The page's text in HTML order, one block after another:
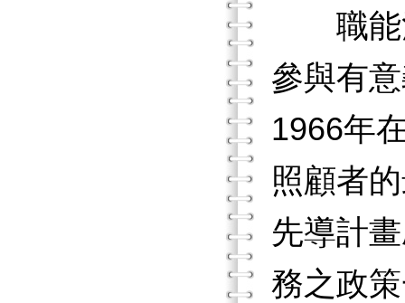
職能治
參與有
1966年
照顧者
先導計
務之政